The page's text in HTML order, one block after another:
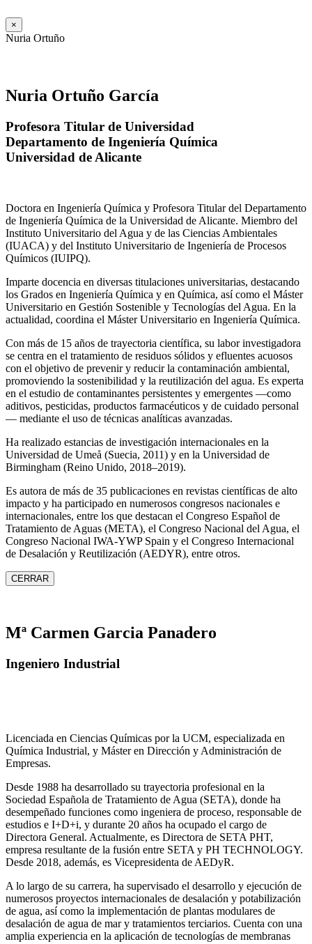
×
Nuria Ortuño
Nuria Ortuño García
Profesora Titular de Universidad
Departamento de Ingeniería Química
Universidad de Alicante
Doctora en Ingeniería Química y Profesora Titular del Departamento
de Ingeniería Química de la Universidad de Alicante. Miembro del
Instituto Universitario del Agua y de las Ciencias Ambientales
(IUACA) y del Instituto Universitario de Ingeniería de Procesos
Químicos (IUIPQ).
Imparte docencia en diversas titulaciones universitarias, destacando
los Grados en Ingeniería Química y en Química, así como el Máster
Universitario en Gestión Sostenible y Tecnologías del Agua. En la
actualidad, coordina el Máster Universitario en Ingeniería Química.
Con más de 15 años de trayectoria científica, su labor investigadora
se centra en el tratamiento de residuos sólidos y efluentes acuosos
con el objetivo de prevenir y reducir la contaminación ambiental,
promoviendo la sostenibilidad y la reutilización del agua. Es experta
en el estudio de contaminantes persistentes y emergentes —como
aditivos, pesticidas, productos farmacéuticos y de cuidado personal
— mediante el uso de técnicas analíticas avanzadas.
Ha realizado estancias de investigación internacionales en la
Universidad de Umeå (Suecia, 2011) y en la Universidad de
Birmingham (Reino Unido, 2018–2019).
Es autora de más de 35 publicaciones en revistas científicas de alto
impacto y ha participado en numerosos congresos nacionales e
internacionales, entre los que destacan el Congreso Español de
Tratamiento de Aguas (META), el Congreso Nacional del Agua, el
Congreso Nacional IWA‑YWP Spain y el Congreso Internacional
de Desalación y Reutilización (AEDYR), entre otros.
CERRAR
Mª Carmen Garcia Panadero
Ingeniero Industrial
Licenciada en Ciencias Químicas por la UCM, especializada en
Química Industrial, y Máster en Dirección y Administración de
Empresas.
Desde 1988 ha desarrollado su trayectoria profesional en la
Sociedad Española de Tratamiento de Agua (SETA), donde ha
desempeñado funciones como ingeniera de proceso, responsable de
estudios e I+D+i, y durante 20 años ha ocupado el cargo de
Directora General. Actualmente, es Directora de SETA PHT,
empresa resultante de la fusión entre SETA y PH TECHNOLOGY.
Desde 2018, además, es Vicepresidenta de AEDyR.
A lo largo de su carrera, ha supervisado el desarrollo y ejecución de
numerosos proyectos internacionales de desalación y potabilización
de agua, así como la implementación de plantas modulares de
desalación de agua de mar y tratamientos terciarios. Cuenta con una
amplia experiencia en la aplicación de tecnologías de membranas